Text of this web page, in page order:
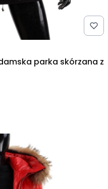
parka skórzana z